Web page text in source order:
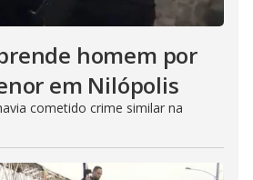
homem por
em Nilópolis
cometido crime similar na